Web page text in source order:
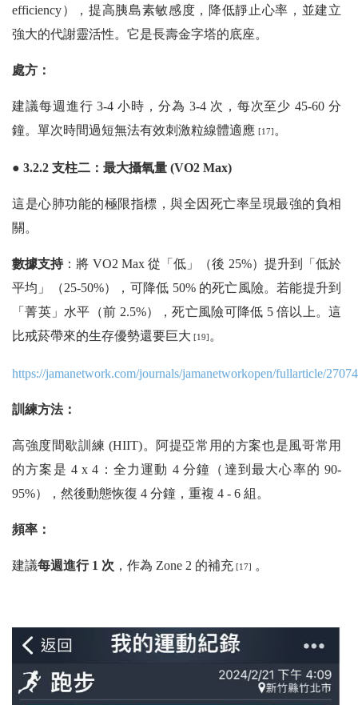
efficiency），提高胰島素敏感度，降低靜止心率，並建立
強大的代謝靈活性。它是長壽金字塔的底座。
處方：
建議每週進行 3-4 小時，分為 3-4 次，每次至少 45-60 分
鐘。單次時間過短無法有效刺激粒線體適應 [17] 。
● 3.2.2 支柱二：最大攝氧量 (VO2 Max)
這是心肺功能的極限指標，與全因死亡率呈現最強的負相
關。
數據支持：將 VO2 Max 從「低」（後 25%）提升到「低於
平均」（25-50%），可降低 50% 的死亡風險。若能提升到
「菁英」水平（前 2.5%），死亡風險可降低 5 倍以上。這
比戒菸帶來的生存優勢還要巨大 [19] 。
https://jamanetwork.com/journals/jamanetworkopen/fullarticle/
訓練方法：
高強度間歇訓練 (HIIT)。阿提亞常用的方案也是風哥常用
的方案是 4 x 4：全力運動 4 分鐘（達到最大心率的 90-
95%），然後動態恢復 4 分鐘，重複 4 - 6 組。
頻率：
建議每週進行 1 次 ，作為 Zone 2 的補充 [17] 。